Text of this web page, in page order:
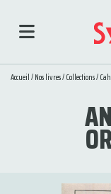
Accueil/Nos livres/Collections/